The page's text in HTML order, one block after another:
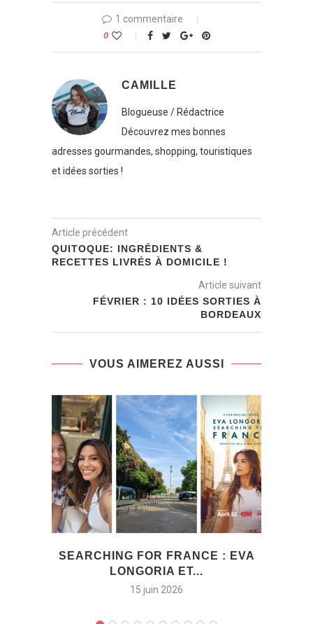
1 commentaire
0
CAMILLE
Blogueuse / Rédactrice
Découvrez mes bonnes
adresses gourmandes, shopping, touristiques
et idées sorties !
Article précédent
QUITOQUE: INGRÉDIENTS &
RECETTES LIVRÉS À DOMICILE !
Article suivant
FÉVRIER : 10 IDÉES SORTIES À
BORDEAUX
VOUS AIMEREZ AUSSI
SEARCHING FOR FRANCE : EVA
LONGORIA ET...
15 juin 2026